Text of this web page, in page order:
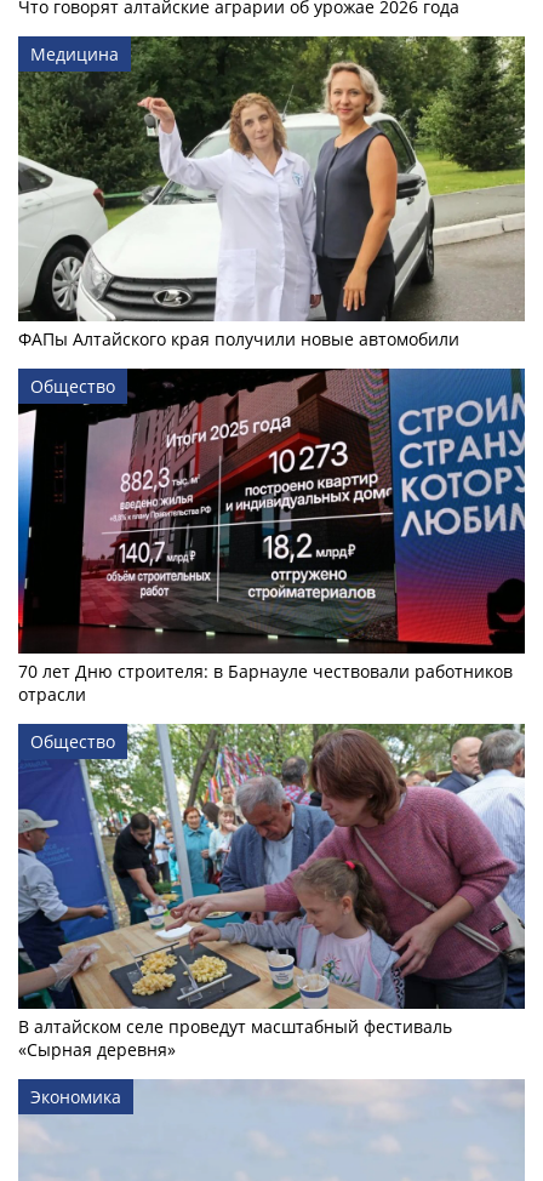
Что говорят алтайские аграрии об урожае 2026 года
Медицина
ФАПы Алтайского края получили новые автомобили
Общество
70 лет Дню строителя: в Барнауле чествовали работников
отрасли
Общество
В алтайском селе проведут масштабный фестиваль
«Сырная деревня»
Экономика